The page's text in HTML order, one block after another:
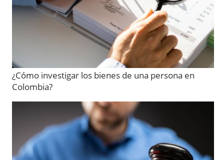
¿Cómo investigar los bienes de una persona en
Colombia?